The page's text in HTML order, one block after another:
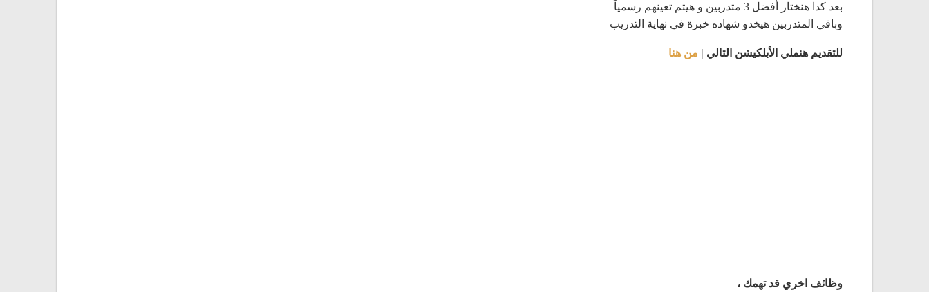
بعد كدا هنختار أفضل 3 متدربين و هيتم تعينهم رسمياً
وباقي المتدربين هيخدو شهاده خبرة في نهاية التدريب
للتقديم هنملي الأبلكيشن التالي | من هنا
وظائف اخري قد تهمك ،